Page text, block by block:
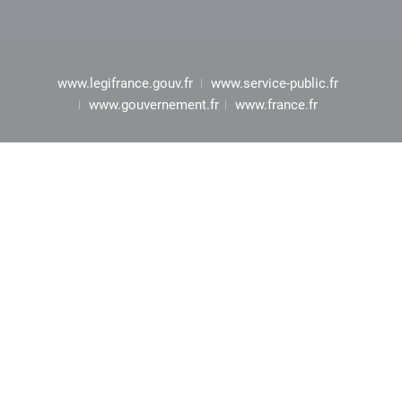
www.legifrance.gouv.fr
www.service-public.fr
www.gouvernement.fr
www.france.fr